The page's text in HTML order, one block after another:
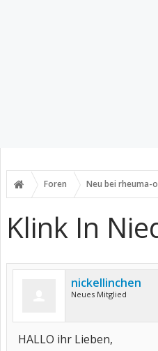
Foren Neu bei rheuma-
Klink In
nickellinchen
Neues Mitglied
HALLO ihr Lieben,